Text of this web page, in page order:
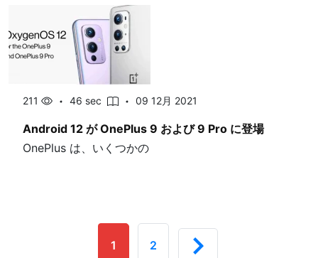
211 46 sec 09 12月 2021
Android 12 が OnePlus 9 および 9 Pro に登場
OnePlus は、いくつかの
1 2